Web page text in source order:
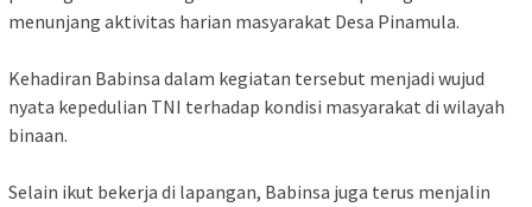
menunjang aktivitas harian masyarakat Desa Pinamula.
Kehadiran Babinsa dalam kegiatan tersebut menjadi wujud
nyata kepedulian TNI terhadap kondisi masyarakat di wilayah
binaan.
Selain ikut bekerja di lapangan, Babinsa juga terus menjalin